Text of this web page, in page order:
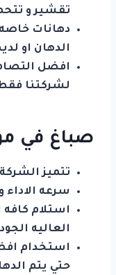
تقشير و
دهانات
الدهان او
افضل
لشركتنا
صباغ في
تتميز
سرعه الاداء
استلام كافه
العاليه
استخدام
حتي يتم